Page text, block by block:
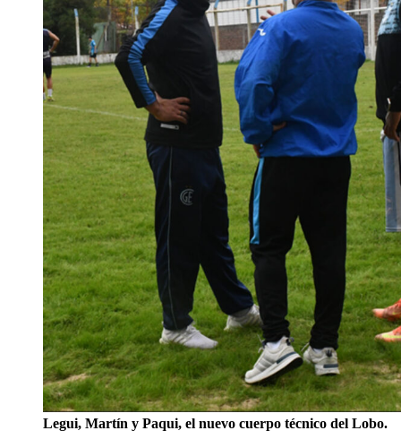
Legui, Martín y Paqui, el nuevo cuerpo técnico del Lobo.